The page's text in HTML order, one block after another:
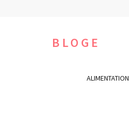
BLOGE
ALIMENTATION